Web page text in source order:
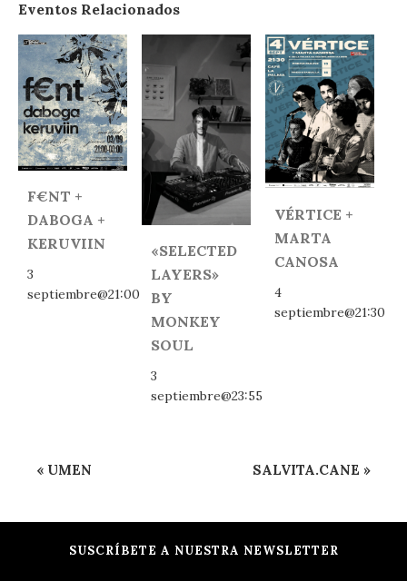
Eventos Relacionados
F€NT +
DABOGA +
KERUVIIN
3
septiembre@21:00
«SELECTED
LAYERS»
BY
MONKEY
SOUL
3
septiembre@23:55
VÉRTICE +
MARTA
CANOSA
4
septiembre@21:30
Navegación
« UMEN SALVITA.CANE »
SUSCRÍBETE A NUESTRA NEWSLETTER